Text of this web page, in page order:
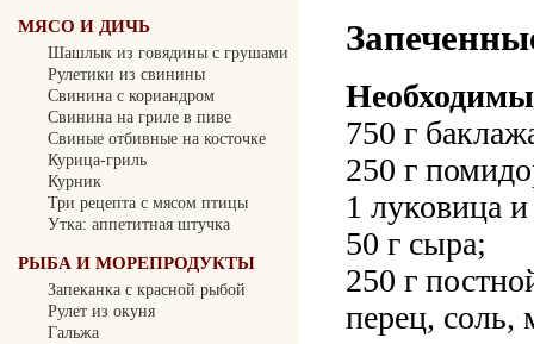
МЯСО И ДИЧЬ
Шашлык из говядины с грушами
Рулетики из свинины
Свинина с кориандром
Свинина на гриле в пиве
Свиные отбивные на косточке
Курица-гриль
Курник
Три рецепта с мясом птицы
Утка: аппетитная штучка
РЫБА И МОРЕПРОДУКТЫ
Запеканка с красной рыбой
Рулет из окуня
Гальжа
750 г
250 г
1 луковица
50 г сыра;
250 г
перец, соль,